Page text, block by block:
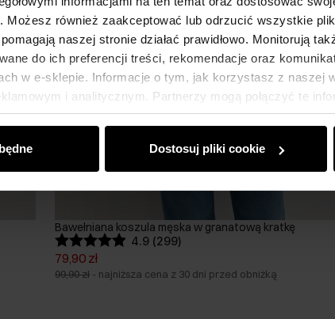
Możesz również zaakceptować lub odrzucić wszystkie
naszej stronie działać prawidłowo. Monitorują
do ich preferencji treści, rekomendacje oraz
w e-sklepie. Informacje o tym, jak korzystasz z naszej
i analitycznym. Partnerzy mogą połączyć te
podczas korzystania z ich usług.
Dostosuj pliki cookie
Bawełniana koszula męska w granatową kratkę
4.9 (299)
79,90 zł
99,90 zł - najniższa cena z 30 dni przed obniżką